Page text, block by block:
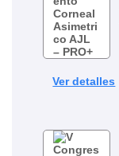
Ver detalles